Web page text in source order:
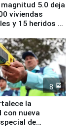
5.0 deja
viviendas
y 15 heridos en
8
la
con nueva
de